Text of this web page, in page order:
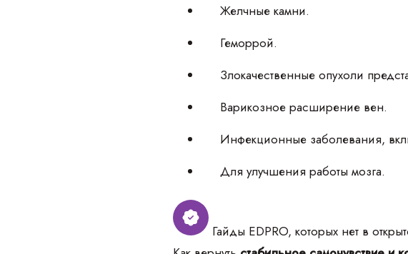
Желчные камни.
Геморрой.
Злокачественные опухоли
Варикозное расширение вен.
Инфекционные заболевания,
Для улучшения работы мозга.
Гайды EDPRO, которых нет в